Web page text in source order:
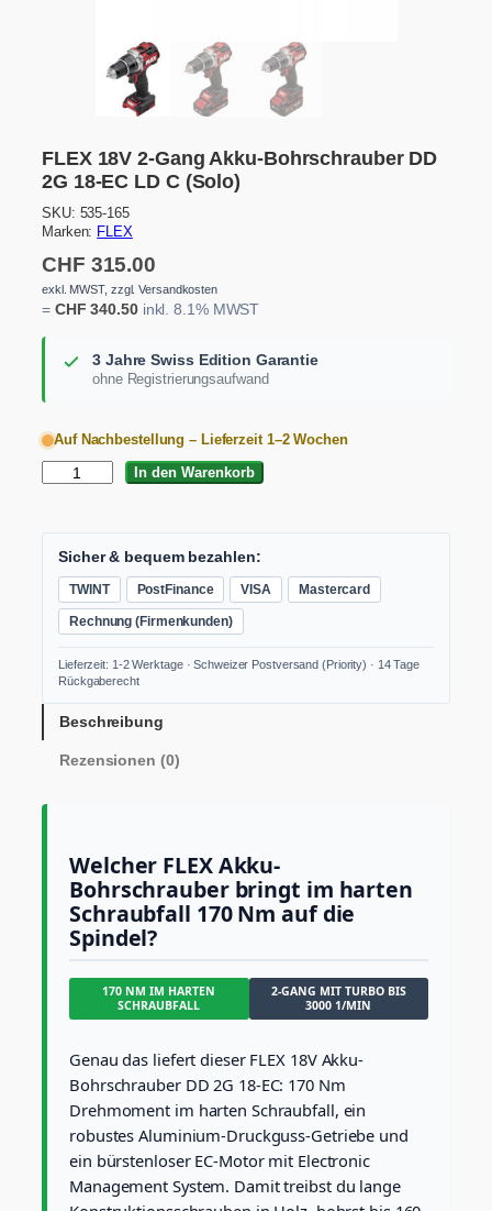
FLEX 18V 2-Gang Akku-Bohrschrauber DD
2G 18-EC LD C (Solo)
CHF 315.00
exkl. MWST, zzgl. Versandkosten
= CHF 340.50inkl. 8.1% MWST
3 Jahre Swiss Edition Garantie
ohne Registrierungsaufwand
Auf Nachbestellung – Lieferzeit 1–2 Wochen
n
A
u
In den Warenkorb
Sicher & bequem bezahlen:
TWINT PostFinance VISA Mastercard
Rechnung (Firmenkunden)
Lieferzeit: 1-2 Werktage · Schweizer Postversand (Priority) · 14 Tage
Rückgaberecht
SKU: 535-165
Marken: FLEX
Beschreibung
Rezensionen (0)
Welcher FLEX Akku-
Bohrschrauber bringt im harten
Schraubfall 170 Nm auf die
Spindel?
170 NM IM HARTEN
SCHRAUBFALL
2-GANG MIT TURBO BIS
3000 1/MIN
Genau das liefert dieser FLEX 18V Akku-
Bohrschrauber DD 2G 18-EC: 170 Nm
Drehmoment im harten Schraubfall, ein
robustes Aluminium-Druckguss-Getriebe und
ein bürstenloser EC-Motor mit Electronic
Management System. Damit treibst du lange